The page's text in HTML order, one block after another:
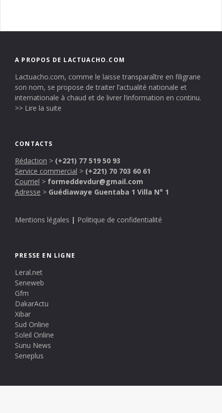
A PROPOS DE LACTUACHO.COM
Lactuacho.com, comme le laisse transparaître en filigrane
son nom, se propose de traiter l’actualité nationale et
internationale à chaud et de livrer l’information en continu.
>> Lire la suite
CONTACTS
Rédaction > (+221) 77 519 50 93
Service commercial > (+221) 70 703 60 61
Courriel > formeddevdur@gmail.com
Adresse > Guédiawaye Guentaba 1 Villa N° 1
Mentions légales | Politique de confidentialité
PRESSE EN LIGNE
Leral.net
Seneweb
Gfm
DakarActu
Xibar
Sud Online
Soleil Online
Sunu News
Seneplus